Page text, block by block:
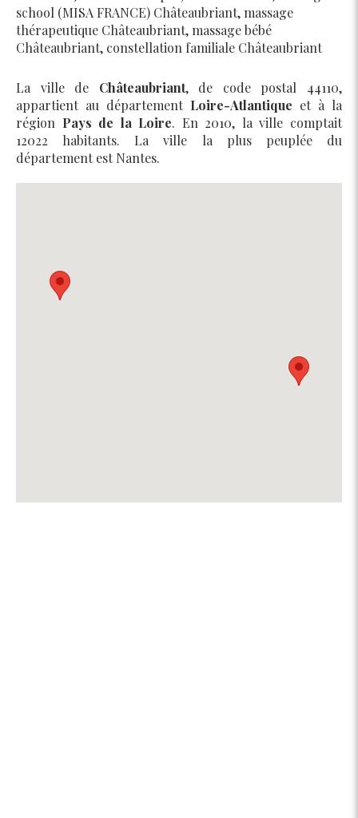
school (MISA FRANCE) Châteaubriant,massage
thérapeutique Châteaubriant,massage bébé
Châteaubriant, constellation familiale Châteaubriant
La ville de Châteaubriant, de code postal 44110,
appartient au département Loire-Atlantique et à la
région Pays de la Loire. En 2010, la ville comptait
12022 habitants. La ville la plus peuplée du
département est Nantes.